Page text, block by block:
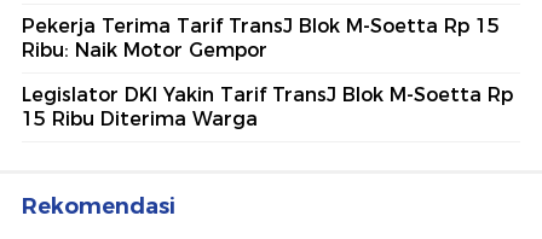
Pekerja Terima Tarif TransJ Blok M-Soetta Rp 15
Ribu: Naik Motor Gempor
Legislator DKI Yakin Tarif TransJ Blok M-Soetta Rp
15 Ribu Diterima Warga
Rekomendasi